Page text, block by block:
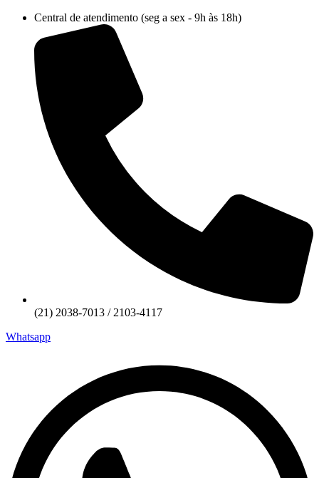
conteúdo
Central de atendimento (seg a sex - 9h às 18h)
(21) 2038-7013 / 2103-4117
Whatsapp